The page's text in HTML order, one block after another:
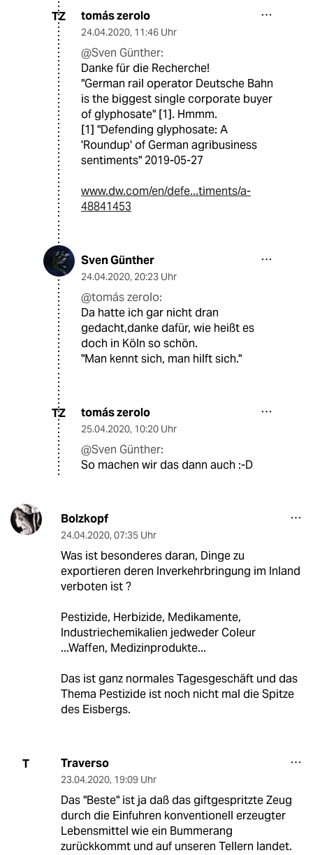
TZ tomás zerolo
24.04.2020, 11:46 Uhr
@Sven Günther:
Danke für die Recherche!
"German rail operator Deutsche Bahn
is the biggest single corporate buyer
of glyphosate" [1]. Hmmm.
[1] "Defending glyphosate: A
'Roundup' of German agribusiness
sentiments" 2019-05-27
www.dw.com/en/defe...timents/a-
48841453
Sven Günther
24.04.2020, 20:23 Uhr
@tomás zerolo:
Da hatte ich gar nicht dran
gedacht,danke dafür, wie heißt es
doch in Köln so schön.
"Man kennt sich, man hilft sich."
TZ tomás zerolo
25.04.2020, 10:20 Uhr
@Sven Günther:
So machen wir das dann auch :-D
Bolzkopf
24.04.2020, 07:35 Uhr
Was ist besonderes daran, Dinge zu
exportieren deren Inverkehrbringung im Inland
verboten ist ?
Pestizide, Herbizide, Medikamente,
Industriechemikalien jedweder Coleur
...Waffen, Medizinprodukte...
Das ist ganz normales Tagesgeschäft und das
Thema Pestizide ist noch nicht mal die Spitze
des Eisbergs.
T Traverso
23.04.2020, 19:09 Uhr
Das "Beste" ist ja daß das giftgespritzte Zeug
durch die Einfuhren konventionell erzeugter
Lebensmittel wie ein Bummerang
zurückkommt und auf unseren Tellern landet.